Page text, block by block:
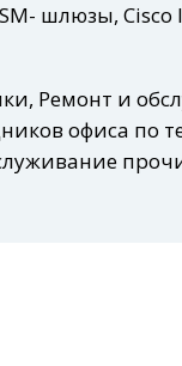
шлюзы, Cisco
Ремонт и
офиса по